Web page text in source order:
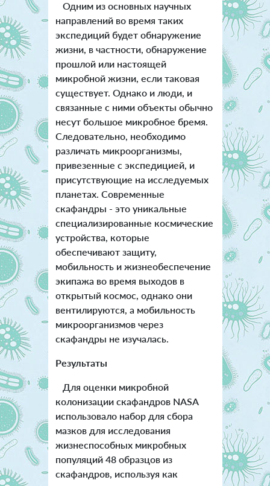
Одним из основных научных
направлений во время таких
экспедиций будет обнаружение
жизни, в частности, обнаружение
прошлой или настоящей
микробной жизни, если таковая
существует. Однако и люди, и
связанные с ними объекты обычно
несут большое микробное бремя.
Следовательно, необходимо
различать микроорганизмы,
привезенные с экспедицией, и
присутствующие на исследуемых
планетах. Современные
скафандры - это уникальные
специализированные космические
устройства, которые
обеспечивают защиту,
мобильность и жизнеобеспечение
экипажа во время выходов в
открытый космос, однако они
вентилируются, а мобильность
микроорганизмов через
скафандры не изучалась.
Результаты
Для оценки микробной
колонизации скафандров NASA
использовало набор для сбора
мазков для исследования
жизнеспособных микробных
популяций 48 образцов из
скафандров, используя как